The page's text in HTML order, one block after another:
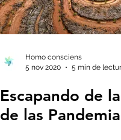
Homo consciens
5 nov 2020
5 min de
Escapando de
de las